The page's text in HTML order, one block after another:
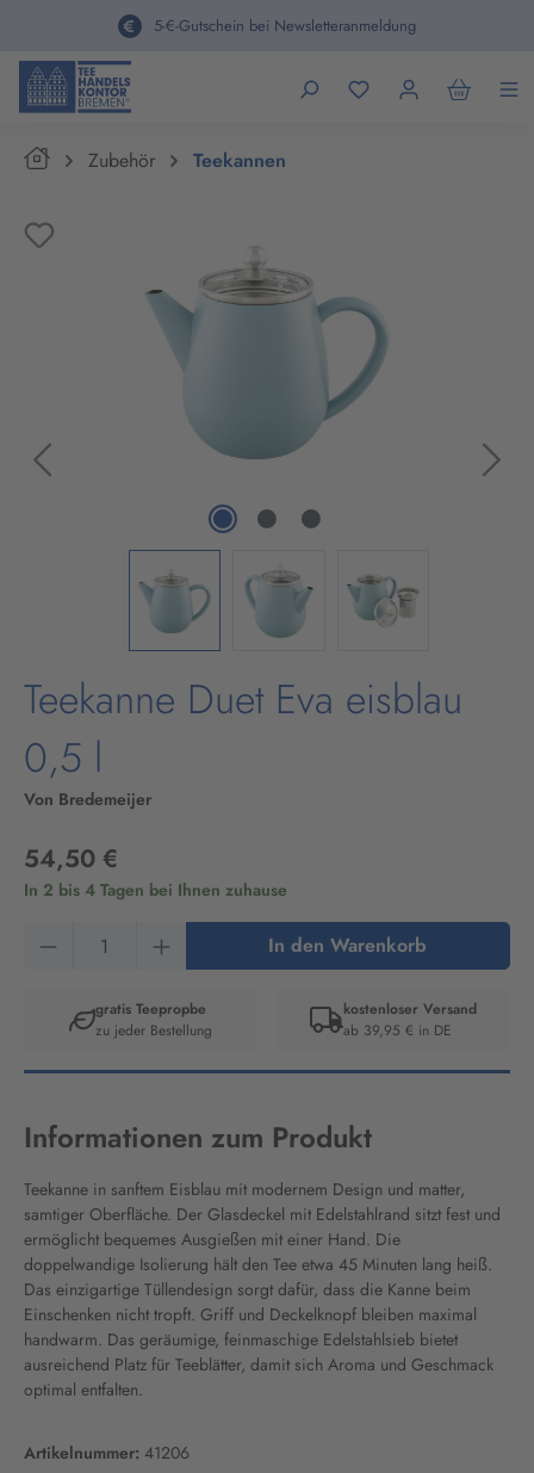
5-€-Gutschein bei Newsletteranmeldung
HomeZubehör Teekannen
Bildergalerie überspringen
Teekanne Duet Eva eisblau
0,5 l
Von Bredemeijer
54,50 €
In 2 bis 4 Tagen bei Ihnen zuhause
Produkt Anzahl: Gib den gewünschten Wert
In den Warenkorb
gratis Teepropbe
zu jeder Bestellung
kostenloser Versand
ab 39,95 € in DE
Artikelnummer:
41206
Informationen zum Produkt
Teekanne in sanftem Eisblau mit modernem Design und matter,
samtiger Oberfläche. Der Glasdeckel mit Edelstahlrand sitzt fest und
ermöglicht bequemes Ausgießen mit einer Hand. Die
doppelwandige Isolierung hält den Tee etwa 45 Minuten lang heiß.
Das einzigartige Tüllendesign sorgt dafür, dass die Kanne beim
Einschenken nicht tropft. Griff und Deckelknopf bleiben maximal
handwarm. Das geräumige, feinmaschige Edelstahlsieb bietet
ausreichend Platz für Teeblätter, damit sich Aroma und Geschmack
optimal entfalten.
Artikelnummer: 41206